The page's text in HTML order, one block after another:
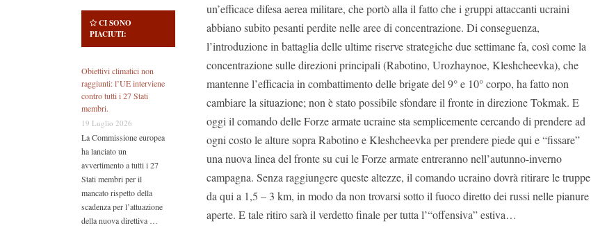
CI SONO
PIACIUTI:
Obiettivi climatici non
raggiunti: l’UE interviene
contro tutti i 27 Stati
membri.
19 Luglio 2026
La Commissione europea
ha lanciato un
avvertimento a tutti i 27
Stati membri per il
mancato rispetto della
scadenza per l’attuazione
della nuova direttiva …
un’efficace difesa aerea militare, che portò alla il fatto che i gruppi attaccanti ucraini
abbiano subito pesanti perdite nelle aree di concentrazione. Di conseguenza,
l’introduzione in battaglia delle ultime riserve strategiche due settimane fa, così come la
concentrazione sulle direzioni principali (Rabotino, Urozhaynoe, Kleshcheevka), che
mantenne l’efficacia in combattimento delle brigate del 9° e 10° corpo, ha fatto non
cambiare la situazione; non è stato possibile sfondare il fronte in direzione Tokmak. E
oggi il comando delle Forze armate ucraine sta semplicemente cercando di prendere ad
ogni costo le alture sopra Rabotino e Kleshcheevka per prendere piede qui e “fissare”
una nuova linea del fronte su cui le Forze armate entreranno nell’autunno-inverno
campagna. Senza raggiungere queste altezze, il comando ucraino dovrà ritirare le truppe
da qui a 1,5 – 3 km, in modo da non trovarsi sotto il fuoco diretto dei russi nelle pianure
aperte. E tale ritiro sarà il verdetto finale per tutta l’“offensiva” estiva…